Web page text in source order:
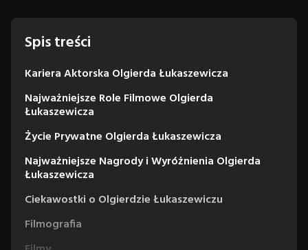
Spis treści
Kariera Aktorska Olgierda Łukaszewicza
Najważniejsze Role Filmowe Olgierda
Łukaszewicza
Życie Prywatne Olgierda Łukaszewicza
Najważniejsze Nagrody i Wyróżnienia Olgierda
Łukaszewicza
Ciekawostki o Olgierdzie Łukaszewiczu
Filmografia